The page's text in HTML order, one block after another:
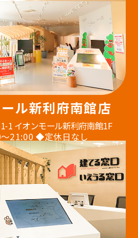
ル新利府南館店
1 イオンモール新利府南館1F
21:00 ◆定休日なし